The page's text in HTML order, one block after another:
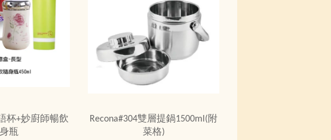
杯+妙廚師暢飲
瓶
Recona#304雙層提鍋1500ml(附
菜格)